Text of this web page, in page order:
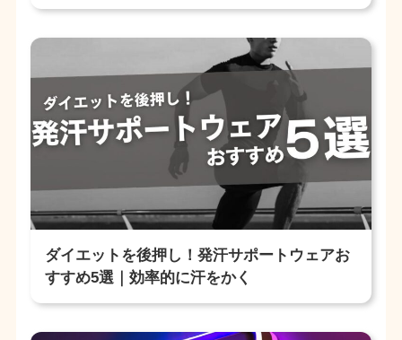
ダイエットを後押し！発汗サポートウェアお
すすめ5選｜効率的に汗をかく